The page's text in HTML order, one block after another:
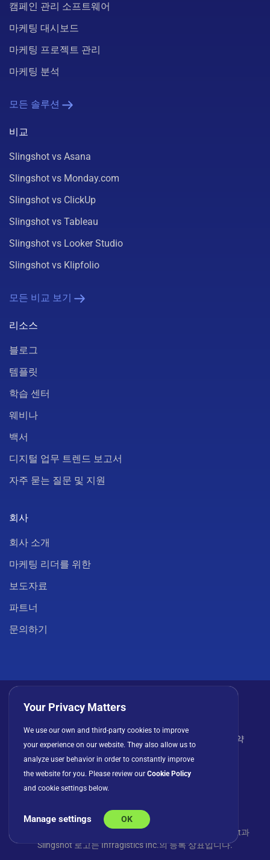
캠페인 관리 소프트웨어
마케팅 대시보드
마케팅 프로젝트 관리
마케팅 분석
모든 솔루션
비교
Slingshot vs Asana
Slingshot vs Monday.com
Slingshot vs ClickUp
Slingshot vs Tableau
Slingshot vs Looker Studio
Slingshot vs Klipfolio
모든 비교 보기
리소스
블로그
템플릿
학습 센터
웨비나
백서
디지털 업무 트렌드 보고서
자주 묻는 질문 및 지원
회사
회사 소개
마케팅 리더를 위한
보도자료
파트너
문의하기
라이선스 계약
© Copyright 2026 INFRAGISTICS. 모든 권리 보유. Slingshot과
Slingshot 로고는 Infragistics Inc.의 등록 상표입니다.
Your Privacy Matters
We use our own and third-party cookies to improve
your experience on our website. They also allow us to
analyze user behavior in order to constantly improve
the website for you. Please review our Cookie Policy
and cookie settings below.
Manage settings OK